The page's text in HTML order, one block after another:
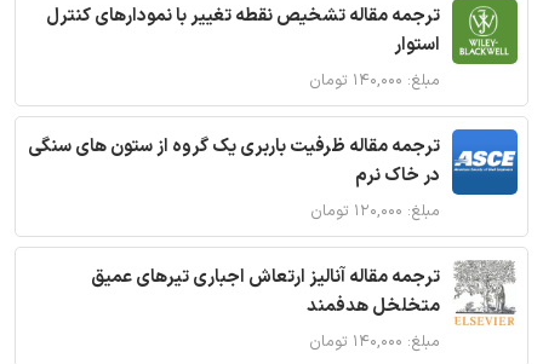
ترجمه مقاله تشخیص نقطه تغییر با نمودارهای کنترل
استوار
مبلغ: ۱۴۰,۰۰۰ تومان
ترجمه مقاله ظرفیت باربری یک گروه از ستون های سنگی
در خاک نرم
مبلغ: ۱۲۰,۰۰۰ تومان
ترجمه مقاله آنالیز ارتعاش اجباری تیرهای عمیق
متخلخل هدفمند
مبلغ: ۱۴۰,۰۰۰ تومان